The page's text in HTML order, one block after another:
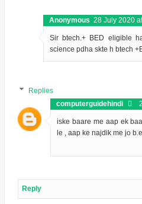
Anonymous 28 July 2020
Sir btech.+ BED eligible
science pdha skte h btech
Replies
computerguidehindi
iske baare me aap ek
le , aap ke najdik me jo
Reply